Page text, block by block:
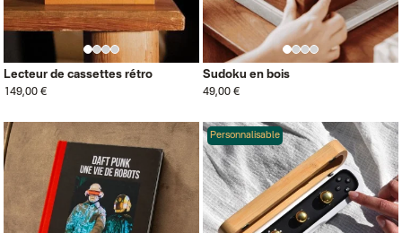
Lecteur de cassettes rétro
149,00 €
Sudoku en bois
49,00 €
Personnalisable